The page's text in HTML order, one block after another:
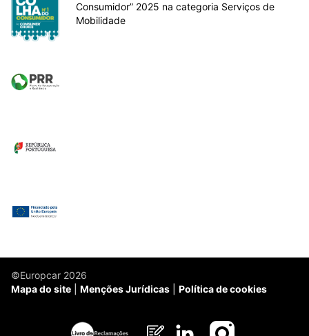
Consumidor” 2025 na categoria Serviços de
Mobilidade
©Europcar 2026
Mapa do site
Menções Jurídicas Política de cookies